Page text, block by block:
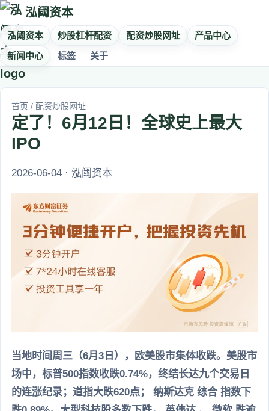
泓阈资本
泓阈资本 炒股杠杆配资 配资炒股网址
产品中心
新闻中心
标签 关于
首页 / 配资炒股网址
定了！6月12日！全球史上最大
IPO
2026-06-04 · 泓阈资本
当地时间周三（6月3日），欧美股市集体收跌。美股市
场中，标普500指数收跌0.74%，终结长达九个交易日
的连涨纪录；道指大跌620点； 纳斯达克 综合 指数下